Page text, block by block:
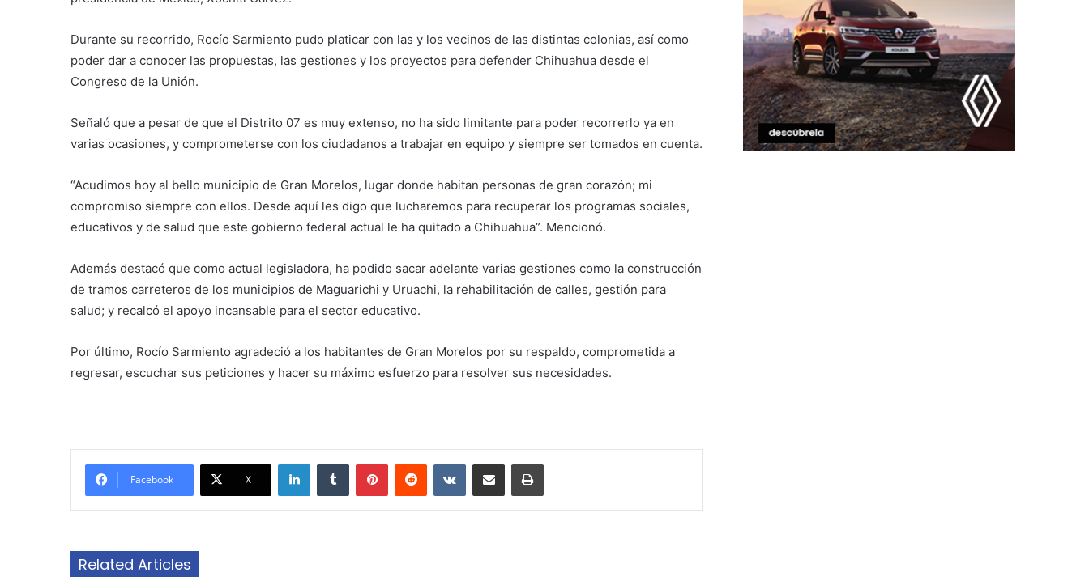
Durante su recorrido, Rocío Sarmiento pudo platicar con las y los vecinos de las distintas colonias, así como
poder dar a conocer las propuestas, las gestiones y los proyectos para defender Chihuahua desde el
Congreso de la Unión.
Señaló que a pesar de que el Distrito 07 es muy extenso, no ha sido limitante para poder recorrerlo ya en
varias ocasiones, y comprometerse con los ciudadanos a trabajar en equipo y siempre ser tomados en cuenta.
“Acudimos hoy al bello municipio de Gran Morelos, lugar donde habitan personas de gran corazón; mi
compromiso siempre con ellos. Desde aquí les digo que lucharemos para recuperar los programas sociales,
educativos y de salud que este gobierno federal actual le ha quitado a Chihuahua”. Mencionó.
Además destacó que como actual legisladora, ha podido sacar adelante varias gestiones como la construcción
de tramos carreteros de los municipios de Maguarichi y Uruachi, la rehabilitación de calles, gestión para
salud; y recalcó el apoyo incansable para el sector educativo.
Por último, Rocío Sarmiento agradeció a los habitantes de Gran Morelos por su respaldo, comprometida a
regresar, escuchar sus peticiones y hacer su máximo esfuerzo para resolver sus necesidades.
Facebook X
LinkedInTumblr PinterestReddit VKontakteShare via Email Print
Related Articles